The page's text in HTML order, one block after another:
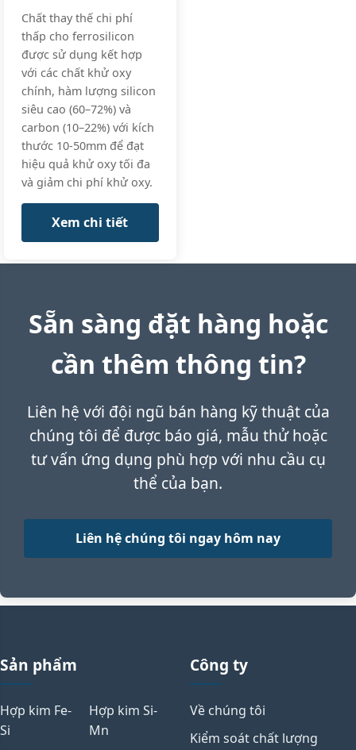
Chất thay thế chi phí
thấp cho ferrosilicon
được sử dụng kết hợp
với các chất khử oxy
chính, hàm lượng silicon
siêu cao (60–72%) và
carbon (10–22%) với kích
thước 10-50mm để đạt
hiệu quả khử oxy tối đa
và giảm chi phí khử oxy.
Xem chi tiết
Sẵn sàng đặt hàng hoặc
cần thêm thông tin?
Liên hệ với đội ngũ bán hàng kỹ thuật của
chúng tôi để được báo giá, mẫu thử hoặc
tư vấn ứng dụng phù hợp với nhu cầu cụ
thể của bạn.
Liên hệ chúng tôi ngay hôm nay
Sản phẩm
Hợp kim Fe-
Si
Hợp kim Si-
Mn
Công ty
Về chúng tôi
Kiểm soát chất lượng